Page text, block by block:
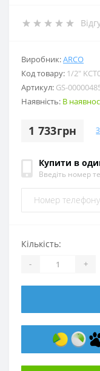
Виробник:ARCO
Код товару: 1/2″
Артикул: GS-
Наявність: В
1 733грн
Купити в
Введіть номер
Кількість:
- +